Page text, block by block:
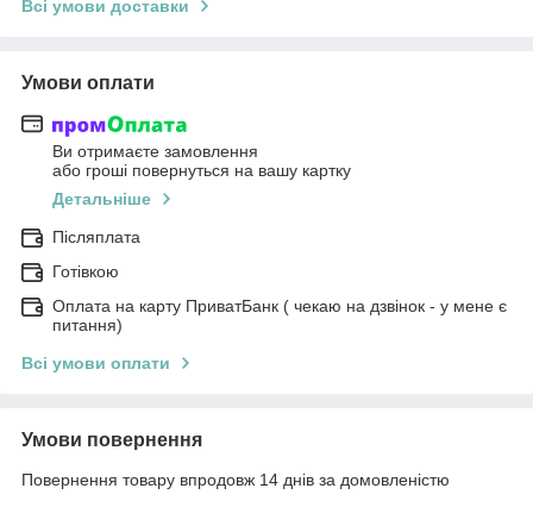
Всі умови доставки
Умови оплати
Ви отримаєте замовлення
або гроші повернуться на вашу картку
Детальніше
Післяплата
Готівкою
Оплата на карту ПриватБанк ( чекаю на дзвінок - у мене є
питання)
Всі умови оплати
Умови повернення
Повернення товару впродовж 14 днів за домовленістю